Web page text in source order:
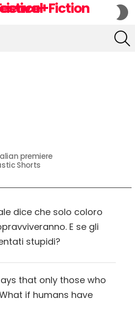
premiere
Shorts
dice che solo coloro
E se gli
stupidi?
that only those who
if humans have